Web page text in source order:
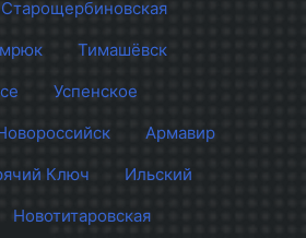
Старощербиновская
Тимашёвск
Успенское
Армавир
Ключ
Ильский
Новотитаровская